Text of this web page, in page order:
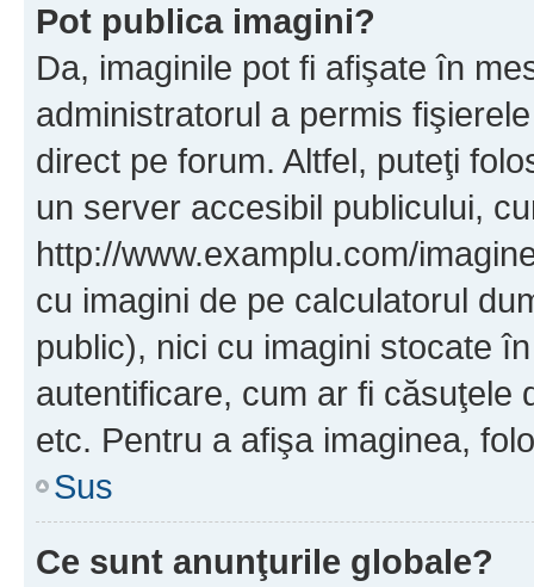
Pot publica imagini?
Da, imaginile pot fi afişate în
administratorul a permis
direct pe forum. Altfel, puteţi
un server accesibil publicului,
http://www.examplu.com/
cu imagini de pe calculatorul
public), nici cu imagini stocate
autentificare, cum ar fi căsuţele
etc. Pentru a afişa imaginea,
Sus
Ce sunt anunţurile globale?